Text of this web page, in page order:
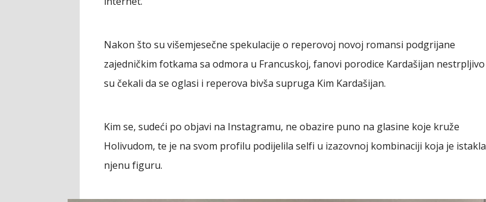
Nakon što su višemjesečne spekulacije o reperovoj novoj romansi podgrijane
zajedničkim fotkama sa odmora u Francuskoj, fanovi porodice Kardašijan nestrpljivo
su čekali da se oglasi i reperova bivša supruga Kim Kardašijan.
Kim se, sudeći po objavi na Instagramu, ne obazire puno na glasine koje kruže
Holivudom, te je na svom profilu podijelila selfi u izazovnoj kombinaciji koja je istakla
njenu figuru.